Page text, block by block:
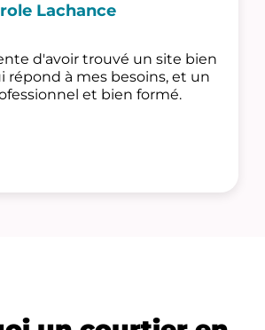
Lachance
d'avoir trouvé un site bien
répond à mes besoins, et un
et bien formé.